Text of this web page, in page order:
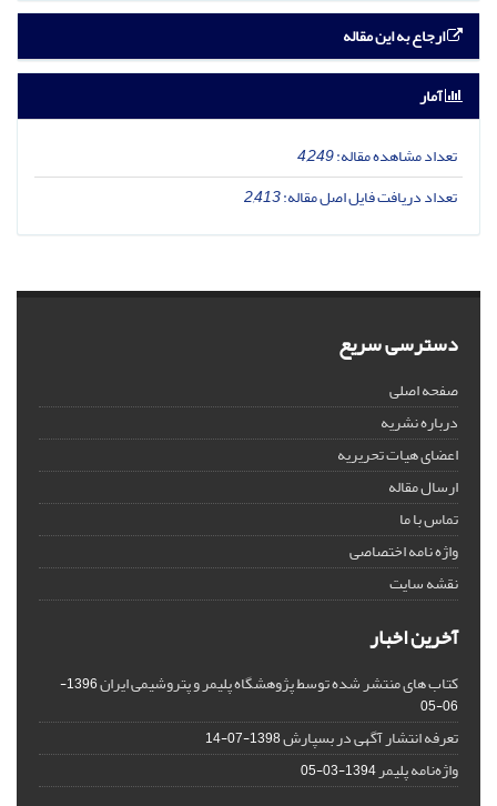
ارجاع به این مقاله
آمار
تعداد مشاهده مقاله:4,249
تعداد دریافت فایل اصل مقاله:2,413
دسترسی سریع
صفحه اصلی
درباره نشریه
اعضای هیات تحریریه
ارسال مقاله
تماس با ما
واژه نامه اختصاصی
نقشه سایت
آخرین اخبار
کتاب های منتشر شده توسط پژوهشگاه پلیمر و پتروشیمی ایران
1396-
06-05
تعرفه انتشار آگهی در بسپارش1398-07-14
واژه‌نامه پلیمر1394-03-05